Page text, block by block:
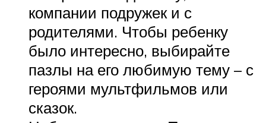
компании подружек и с
родителями. Чтобы ребенку
было интересно, выбирайте
пазлы на его любимую тему – с
героями мультфильмов или
сказок.